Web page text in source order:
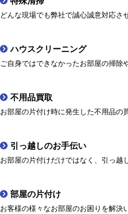
どんな現場でも弊社で誠心誠意対応さ
ハウスクリーニング
ご自身ではできなかったお部屋の掃除
不用品買取
お部屋の片付け時に発生した不用品の
引っ越しのお手伝い
お部屋の片付けだけではなく、引っ越
部屋の片付け
お客様の様々なお部屋のお困りを解決